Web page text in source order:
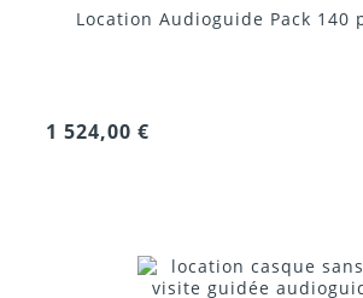
Location Audioguide Pack 140
1 524,00 €